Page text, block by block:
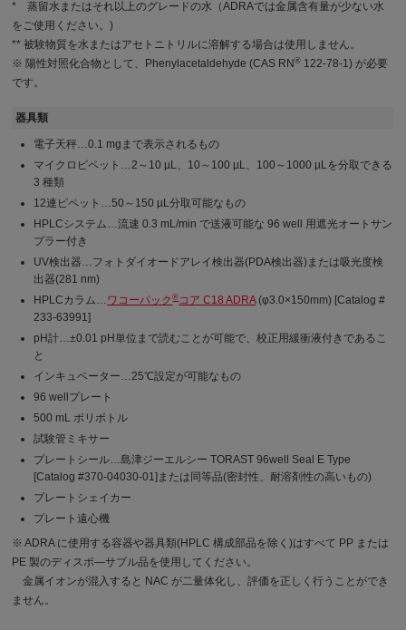
* 蒸留水またはそれ以上のグレードの水（ADRAでは金属含有量が少ない水
をご使用ください。)
** 被験物質を水またはアセトニトリルに溶解する場合は使用しません。
※ 陽性対照化合物として、Phenylacetaldehyde (CAS RN® 122-78-1) が必要
です。
器具類
電子天秤…0.1 mgまで表示されるもの
マイクロピペット…2～10 µL、10～100 µL、100～1000 µLを分取できる
3 種類
12連ピペット…50～150 µL分取可能なもの
HPLCシステム…流速 0.3 mL/min で送液可能な 96 well 用遮光オートサン
プラー付き
UV検出器…フォトダイオードアレイ検出器(PDA検出器)または吸光度検
出器(281 nm)
HPLCカラム…ワコーパック®コア C18 ADRA(φ3.0×150mm) [Catalog #
233-63991]
pH計…±0.01 pH単位まで読むことが可能で、校正用緩衝液付きであるこ
と
インキュベーター…25℃設定が可能なもの
96 wellプレート
500 mL ポリボトル
試験管ミキサー
プレートシール…島津ジーエルシー TORAST 96well Seal E Type
[Catalog #370-04030-01]または同等品(密封性、耐溶剤性の高いもの)
プレートシェイカー
プレート遠心機
※ ADRA に使用する容器や器具類(HPLC 構成部品を除く)はすべて PP または
PE 製のディスポ―サブル品を使用してください。
金属イオンが混入すると NAC が二量体化し、評価を正しく行うことができ
ません。